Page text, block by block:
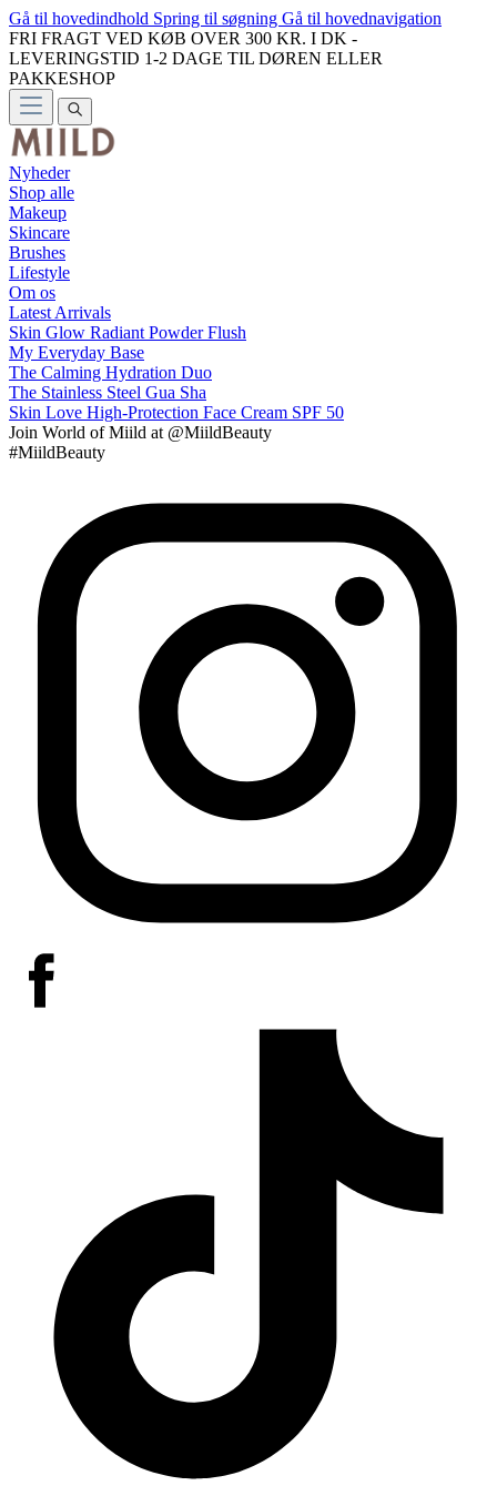
Gå til hovedindhold Spring til søgning Gå til hovednavigation
FRI FRAGT VED KØB OVER 300 KR. I DK -
LEVERINGSTID 1-2 DAGE TIL DØREN ELLER
PAKKESHOP
Nyheder
Shop alle
Makeup
Skincare
Brushes
Lifestyle
Om os
Latest Arrivals
Skin Glow Radiant Powder Flush
My Everyday Base
The Calming Hydration Duo
The Stainless Steel Gua Sha
Skin Love High-Protection Face Cream SPF 50
Join World of Miild at @MiildBeauty
#MiildBeauty